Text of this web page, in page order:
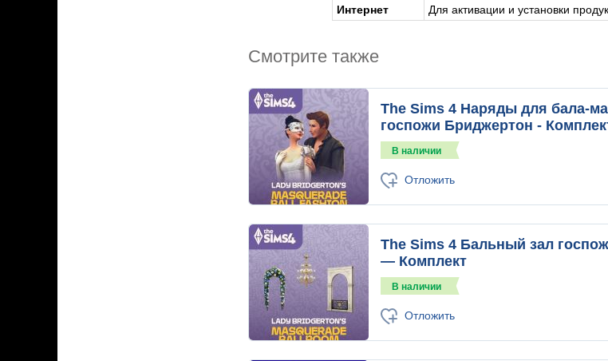
Интернет
Для активации и установки
Смотрите также
The Sims 4 Наряды для бала-
госпожи Бриджертон -
В наличии
Отложить
The Sims 4 Бальный зал
— Комплект
В наличии
Отложить